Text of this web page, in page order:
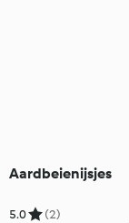
Aardbeienijsjes
5.0 (2)